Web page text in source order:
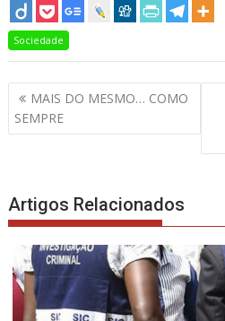
Sociedade
Navegação
de
artigos
MAIS DO MESMO… COMO
SEMPRE
Artigos Relacionados